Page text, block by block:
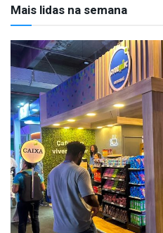
Mais lidas na semana